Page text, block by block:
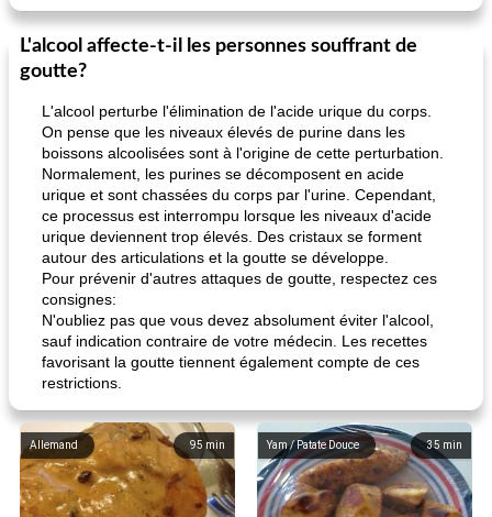
L'alcool affecte-t-il les personnes souffrant de
goutte?
L'alcool perturbe l'élimination de l'acide urique du corps.
On pense que les niveaux élevés de purine dans les
boissons alcoolisées sont à l'origine de cette perturbation.
Normalement, les purines se décomposent en acide
urique et sont chassées du corps par l'urine. Cependant,
ce processus est interrompu lorsque les niveaux d'acide
urique deviennent trop élevés. Des cristaux se forment
autour des articulations et la goutte se développe.
Pour prévenir d'autres attaques de goutte, respectez ces
consignes:
N'oubliez pas que vous devez absolument éviter l'alcool,
sauf indication contraire de votre médecin. Les recettes
favorisant la goutte tiennent également compte de ces
restrictions.
95 min
Allemand 35 min
Yam / Patate Douce